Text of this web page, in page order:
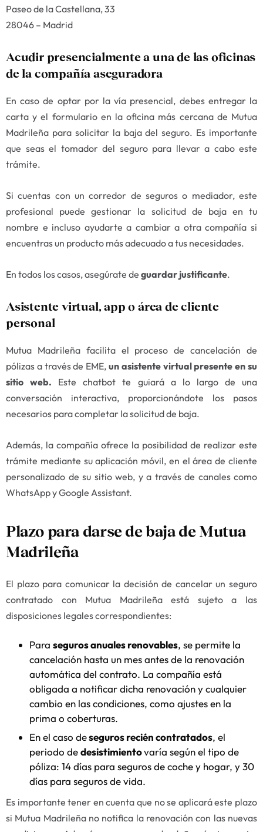
Paseo de la Castellana, 33
28046 – Madrid
Acudir presencialmente a una de las oficinas
de la compañía aseguradora
En caso de optar por la vía presencial, debes entregar la
carta y el formulario en la oficina más cercana de Mutua
Madrileña para solicitar la baja del seguro. Es importante
que seas el tomador del seguro para llevar a cabo este
trámite.
Si cuentas con un corredor de seguros o mediador, este
profesional puede gestionar la solicitud de baja en tu
nombre e incluso ayudarte a cambiar a otra compañía si
encuentras un producto más adecuado a tus necesidades.
En todos los casos, asegúrate de guardar justificante.
Asistente virtual, app o área de cliente
personal
Mutua Madrileña facilita el proceso de cancelación de
pólizas a través de EME, un asistente virtual presente en su
sitio web. Este chatbot te guiará a lo largo de una
conversación interactiva, proporcionándote los pasos
necesarios para completar la solicitud de baja.
Además, la compañía ofrece la posibilidad de realizar este
trámite mediante su aplicación móvil, en el área de cliente
personalizado de su sitio web, y a través de canales como
WhatsApp y Google Assistant.
Plazo para darse de baja de Mutua
Madrileña
El plazo para comunicar la decisión de cancelar un seguro
contratado con Mutua Madrileña está sujeto a las
disposiciones legales correspondientes:
Para seguros anuales renovables, se permite la
cancelación hasta un mes antes de la renovación
automática del contrato. La compañía está
obligada a notificar dicha renovación y cualquier
cambio en las condiciones, como ajustes en la
prima o coberturas.
En el caso deseguros recién contratados, el
periodo dedesistimientovaría según el tipo de
póliza: 14 días para seguros de coche y hogar, y 30
días para seguros de vida.
Es importante tener en cuenta que no se aplicará este plazo
si Mutua Madrileña no notifica la renovación con las nuevas